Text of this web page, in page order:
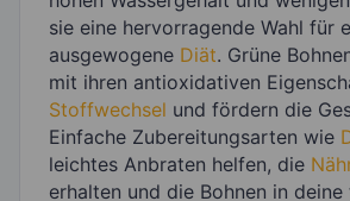
sie eine hervorragende Wahl für
ausgewogene Diät. Grüne
mit ihren antioxidativen
Stoffwechsel und fördern die
Einfache Zubereitungsarten wie
leichtes Anbraten helfen, die
erhalten und die Bohnen in